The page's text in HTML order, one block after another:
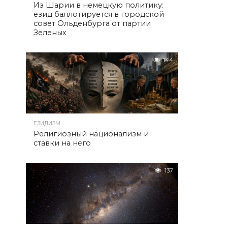
Из Шарии в немецкую политику:
езид баллотируется в городской
совет Ольденбурга от партии
Зеленых
144
ЕЗИДИЗМ
Религиозный национализм и
ставки на него
137